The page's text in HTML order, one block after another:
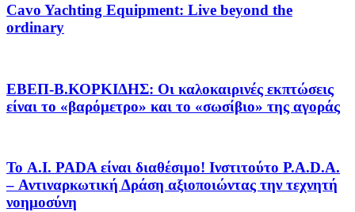
Cavo Yachting Equipment: Live beyond the
ordinary
EΒΕΠ-Β.ΚΟΡΚΙΔΗΣ: Οι καλοκαιρινές εκπτώσεις
είναι το «βαρόμετρο» και το «σωσίβιο» της αγοράς
Το A.I. PADA είναι διαθέσιμο! Ινστιτούτο P.A.D.A.
– Αντιναρκωτική Δράση αξιοποιώντας την τεχνητή
νοημοσύνη